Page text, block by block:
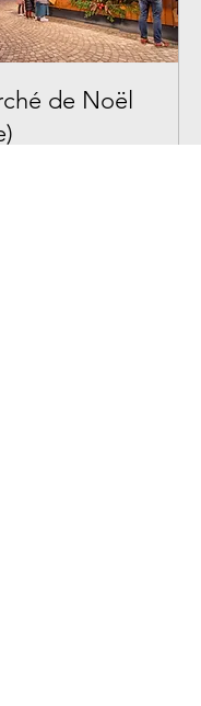
de Noël